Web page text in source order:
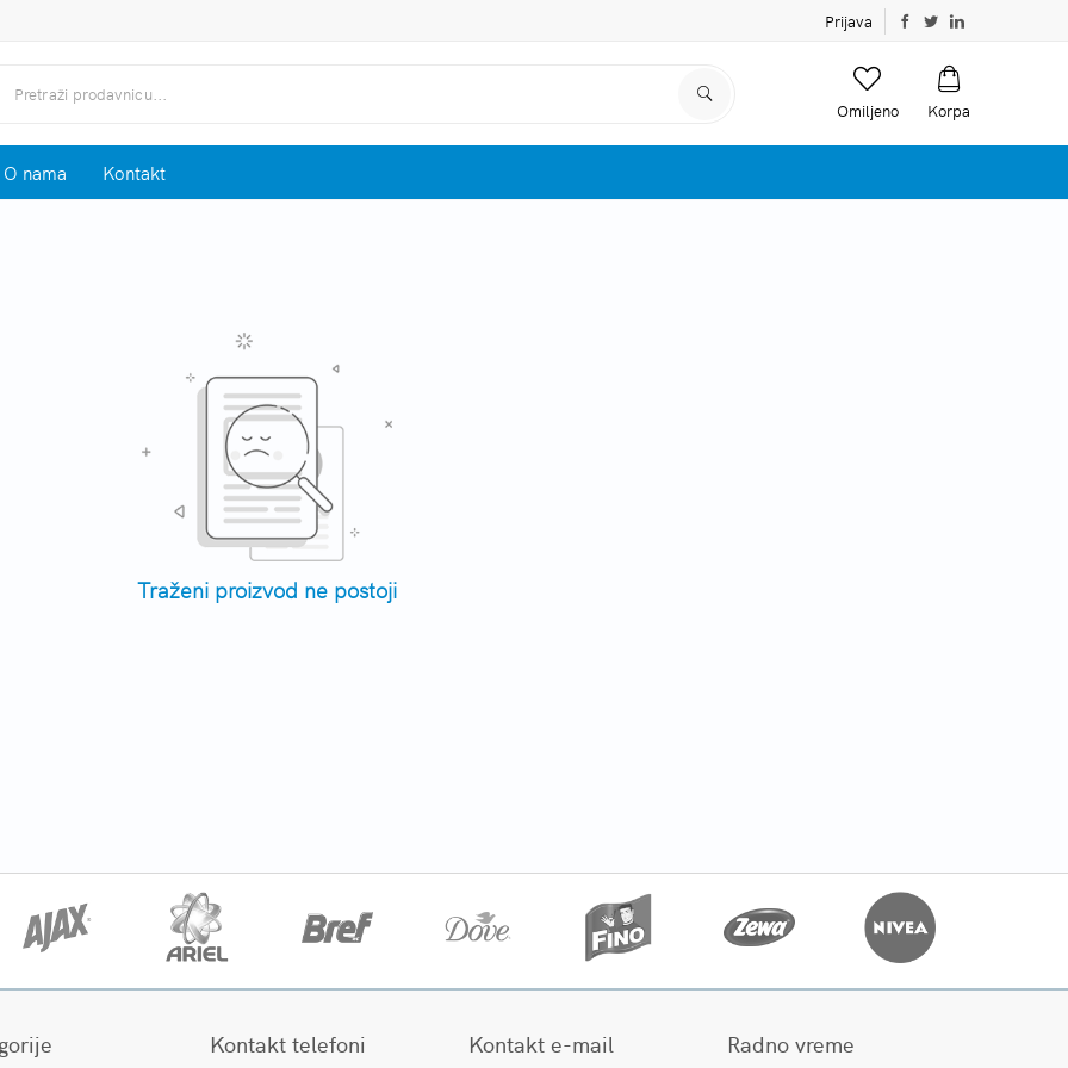
Prijava
Omiljeno Korpa
O nama Kontakt
Traženi proizvod ne postoji
Kontakt telefoni Kontakt e-mail Radno vreme